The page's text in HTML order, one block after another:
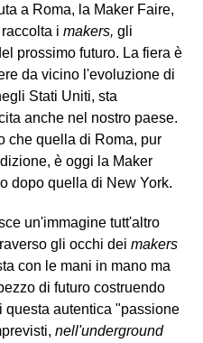
a Roma, la Maker Faire,
i makers, gli
prossimo futuro. La fiera è
da vicino l'evoluzione di
Stati Uniti, sta
anche nel nostro paese.
che quella di Roma, pur
è oggi la Maker
dopo quella di New York.
un'immagine tutt'altro
gli occhi dei makers
con le mani in mano ma
di futuro costruendo
autentica "passione
nell'underground